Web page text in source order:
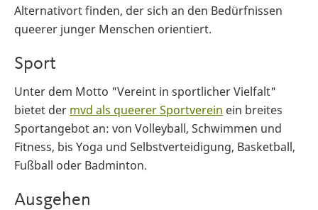
Alternativort finden, der sich an den Bedürfnissen
queerer junger Menschen orientiert.
Sport
Unter dem Motto "Vereint in sportlicher Vielfalt"
bietet der mvd als queerer Sportverein ein breites
Sportangebot an: von Volleyball, Schwimmen und
Fitness, bis Yoga und Selbstverteidigung, Basketball,
Fußball oder Badminton.
Ausgehen